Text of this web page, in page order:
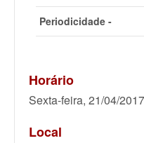
Periodicidade -
Horário
Sexta-feira, 21/04/
Local